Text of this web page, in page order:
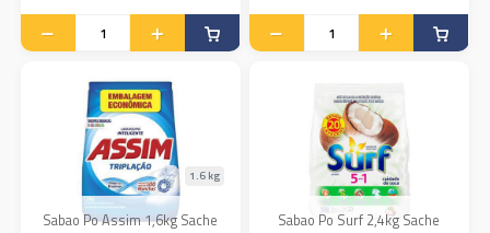
Sabao Po Assim 1,6kg Sache
1.6 kg
Sabao Po Surf 2,4kg Sache